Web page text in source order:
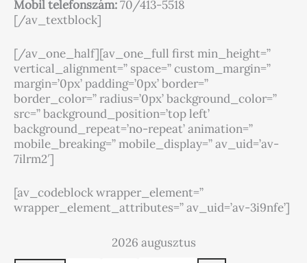
Mobil telefonszám:70/413-5518
[/av_textblock]
[/av_one_half][av_one_full first min_height=”
vertical_alignment=” space=” custom_margin=”
margin=’0px’ padding=’0px’ border=”
border_color=” radius=’0px’ background_color=”
src=” background_position=’top left’
background_repeat=’no-repeat’ animation=”
mobile_breaking=” mobile_display=” av_uid=’av-
7ilrm2′]
[av_codeblock wrapper_element=”
wrapper_element_attributes=” av_uid=’av-3i9nfe’]
2026 augusztus